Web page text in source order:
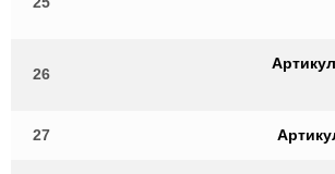
26
27